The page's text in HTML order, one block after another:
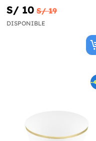
papel
S/ 10 S/ 19
DISPONIBLE
-